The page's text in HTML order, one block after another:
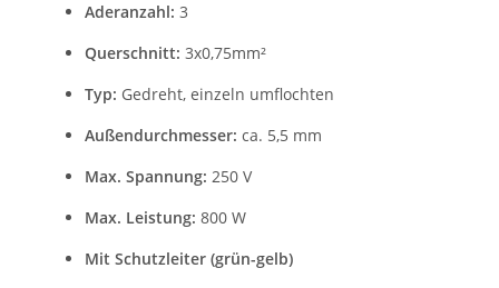
Aderanzahl: 3
Querschnitt: 3x0,75mm²
Typ: Gedreht, einzeln umflochten
Außendurchmesser: ca. 5,5 mm
Max. Spannung: 250 V
Max. Leistung: 800 W
Mit Schutzleiter (grün-gelb)